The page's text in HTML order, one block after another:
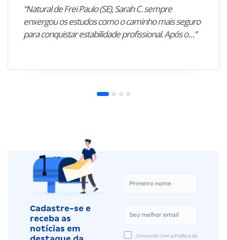
“Natural de Frei Paulo (SE), Sarah C. sempre
enxergou os estudos como o caminho mais seguro
para conquistar estabilidade profissional. Após o…”
Cadastre-se e
receba as
notícias em
Concordo com a Política de